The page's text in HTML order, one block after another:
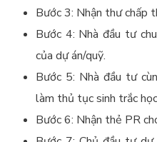
Bước 3: Nhận thư chấp
Bước 4: Nhà đầu tư
của dự án/quỹ.
Bước 5: Nhà đầu tư
làm thủ tục sinh trắc
Bước 6: Nhận thẻ PR